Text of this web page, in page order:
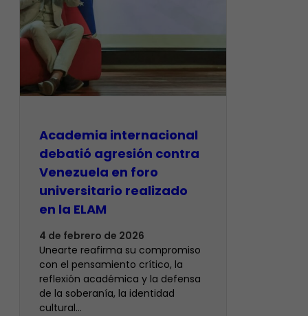
Academia internacional
debatió agresión contra
Venezuela en foro
universitario realizado
en la ELAM
4 de febrero de 2026
Unearte reafirma su compromiso
con el pensamiento crítico, la
reflexión académica y la defensa
de la soberanía, la identidad
cultural…